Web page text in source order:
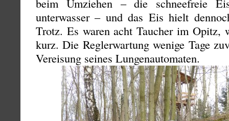
beim Umziehen – die schneefreie
unterwasser – und das Eis hielt
Trotz. Es waren acht Taucher im Opitz,
kurz. Die Reglerwartung wenige Tage
Vereisung seines Lungenautomaten.